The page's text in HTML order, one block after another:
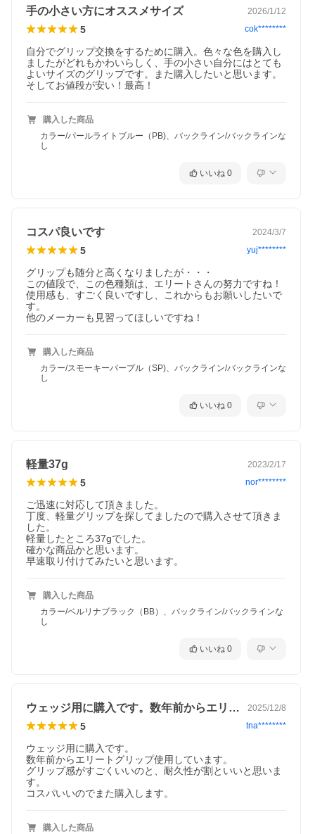
手の小さい方にオススメサイズ 2026/1/12
5 cok********
自分でグリップ交換をするために購入。色々な色を購入し
ましたがどれもかわいらしく、手の小さい自分にはとても
よいサイズのグリップです。また購入したいと思います。
そしてお値段が安い！最高！
購入した商品
カラー/パールライトブルー（PB)、バックライン/バックラインな
し
いいね 0
コスパ良いです 2024/3/7
5 yuj********
グリップも随分と高くなりましたが・・・
この値段で、この色種類は、エリートさんの努力ですね！
使用感も、すごく良いですし、これからもお願いしたいで
す。
他のメーカーも見習ってほしいですね！
購入した商品
カラー/スモーキーパープル（SP)、バックライン/バックラインな
し
いいね 0
軽量37g 2023/2/17
5 nor********
ご迅速に対応して頂きました。
丁度、軽量グリップを探してましたので購入させて頂きま
した。
軽量したところ37gでした。
確かな商品かと思います。
早速取り付けてみたいと思います。
購入した商品
カラー/ベルリナブラック（BB）、バックライン/バックラインな
し
いいね 0
ウェッジ用に購入です。数年前からエリー… 2025/12/8
5 tna********
ウェッジ用に購入です。
数年前からエリートグリップ使用しています。
グリップ感がすごくいいのと、耐久性が割といいと思いま
す。
コスパいいのでまた購入します。
購入した商品